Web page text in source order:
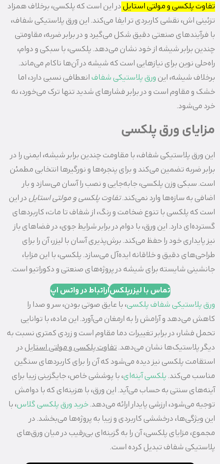
تفاوت پلکسی و مولتی استایلدر این است که پلکسی، برخلاف همزاد
تزئینی‌ اش، نقشی کاربردی‌ تر ایفا می‌کند. این ورق پلاستیکی شفاف،
با فرآیندهای صنعتی دقیق شکل می‌گیرد و در برابر ضربه، مقاومتی
چندین برابر شیشه از خود نشان می‌دهد. پلکسی، با سبکی و دوام،
راه‌حلی نوین برای نیازهایی است که شیشه در آن‌ها ناکام می‌ماند.
برخلاف شیشه، این ورق پلاستیکی شفافانعطافی نسبی دارد، اما
خشک و مقاوم است و در برابر فشارهای شدید تنها ترک می‌خورد، نه
خرد می‌شود.
مزایای ورق پلکسی
این ورق پلاستیکی شفاف، با مقاومت چندین برابر شیشه، ایمنی را در
برابر ضربه تضمین می‌کند و برای پنجره‌ها و نورگیرها انتخابی مطمئن
است. سبکی وزن پلکسی، جابه‌جایی و نصب را آسان می‌سازد و بار
اضافی به سازه‌ها وارد نمی‌کند.تفاوت پلکسی و مولتی استایل در این
است که پلکسی با تنوع ضخامت و رنگ، از شفاف تا مات، کاربردهای
گسترده‌ای دارد. این ورق، با دوام در برابر شرایط جوی، در فضاهای باز
نیز پایداری خود را حفظ می‌کند. برش‌پذیری آسان با لیزر، آن را برای
طراحی‌های دقیق و خلاقانه ایده‌آل می‌سازد. پلکسی، با این مزایا،
جانشینی شایسته برای شیشه در پروژه‌های صنعتی و دکوراتیو است.
تماس با لیزرپلکساراتباط در واتس اپ
ورق پلاستیکی شفاف پلکسی، با عایق صوتی بودن، سر و صدا را
کاهش می‌دهد و آرامش را به ارمغان می‌آورد. این ماده، با توانایی
تحمل فشار، در برابر تغییرات دما مقاوم است و زردی کمتری نسبت به
دیگر پلاستیک‌ها نشان می‌دهد.تفاوت پلکسی و مولتی استایل در
استقامت پلکسی نیز دیده می‌شود که آن را برای کاربردهای سنگین
مناسب می‌کند.پلکسی آینه‌ای، با پوششی خاص، جایگزینی زیبا برای
آینه‌های سنتی به حساب می‌آید. این ورق، با هزینه‌ای که با دوامش
توجیه می‌شود، ارزشی پایدار ارائه می‌دهد.خرید ورق پلکسی گلاس، با
این ویژگی‌ها، درخششی کاربردی و زیبا به پروژه‌ها می‌بخشد. در
مجموع، مزایای پلکسی، آن را به گزینه‌ای بی‌رقیب در میان ورق‌های
پلاستیکی شفاف تبدیل کرده است.